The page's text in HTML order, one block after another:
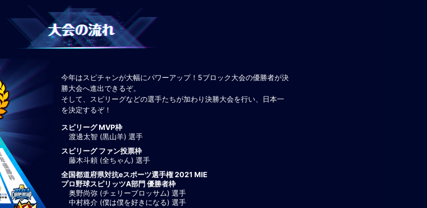
大会の流れ
今年はスピチャンが大幅にパワーアップ！5ブロック大会の優勝者が決
勝大会へ進出できるぞ。
そして、スピリーグなどの選手たちが加わり決勝大会を行い、日本一
を決定するぞ！
スピリーグ MVP枠
渡邊太智 (黒山羊) 選手
スピリーグ ファン投票枠
藤木斗頼 (全ちゃん) 選手
全国都道府県対抗eスポーツ選手権 2021 MIE
プロ野球スピリッツA部門 優勝者枠
奥野尚弥 (チェリーブロッサム) 選手
中村柊介 (僕は僕を好きになる) 選手